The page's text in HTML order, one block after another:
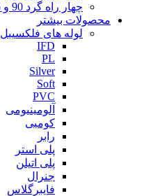
چهار راه گرد 90 و 45 درجه
محصولات بیشتر
لوله های فلکسیبل
IFD
PL
Silver
Soft
PVC
آلومینیومی
کومبی
رابر
پلی استر
پلی اتیلن
جنرال
فایبرگلاس